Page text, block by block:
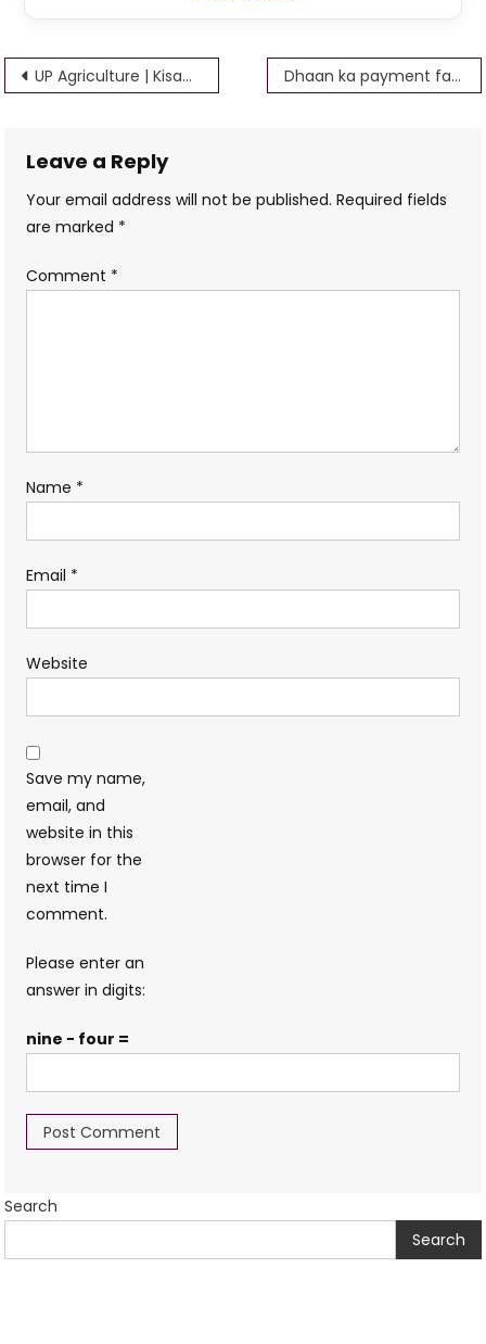
Post
UP Agriculture | Kisan Registration 2022-23 | 80 प्रतिशत अनुदान Dhaan ka payment failed – बैंक अकाउंट में आधार कार्ड कैसे लिंक करें 2023
Leave a Reply
Your email address will not be published. Required fields
are marked *
Comment *
Name *
Email *
Website
Save my name,
email, and
website in this
browser for the
next time I
comment.
Please enter an
answer in digits:
nine − four =
Search
Search